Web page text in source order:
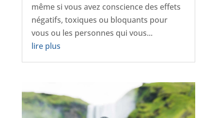
même si vous avez conscience des effets
négatifs, toxiques ou bloquants pour
vous ou les personnes qui vous...
lire plus